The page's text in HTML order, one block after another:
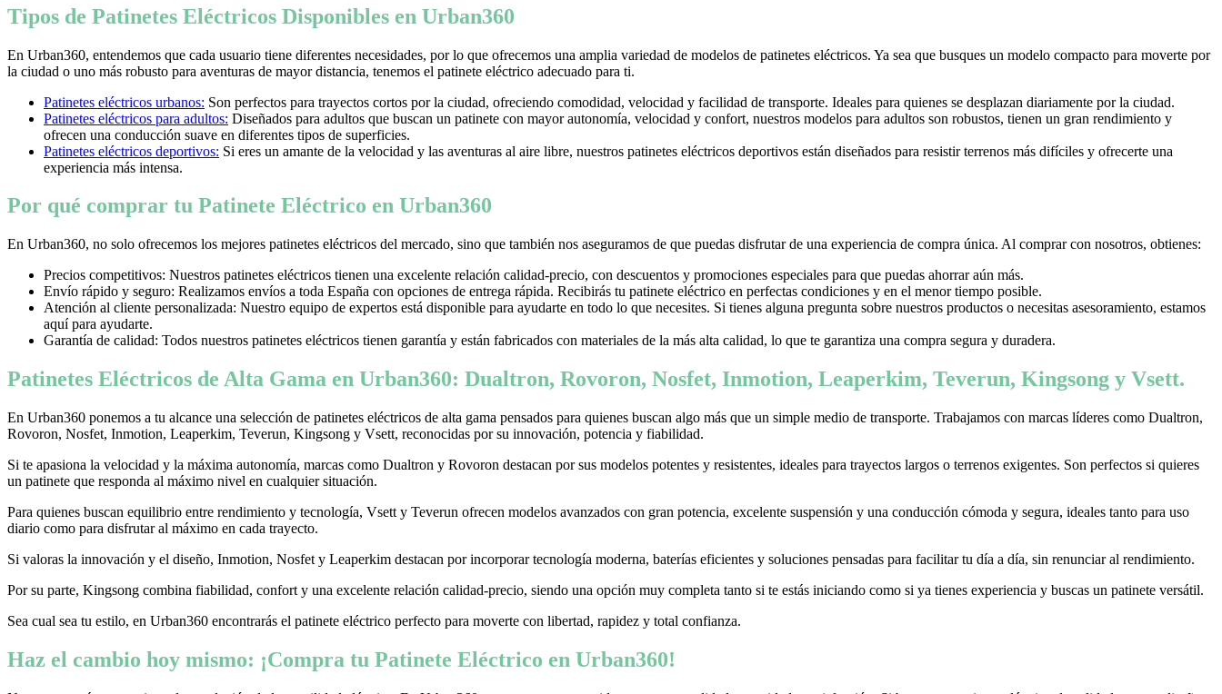
Tipos de Patinetes Eléctricos Disponibles en Urban360
En Urban360, entendemos que cada usuario tiene diferentes necesidades, por lo que ofrecemos una amplia variedad de modelos de patinetes eléctricos. Ya sea que busques un modelo compacto para moverte por
la ciudad o uno más robusto para aventuras de mayor distancia, tenemos el patinete eléctrico adecuado para ti.
Patinetes eléctricos urbanos: Son perfectos para trayectos cortos por la ciudad, ofreciendo comodidad, velocidad y facilidad de transporte. Ideales para quienes se desplazan diariamente por la ciudad.
Patinetes eléctricos para adultos: Diseñados para adultos que buscan un patinete con mayor autonomía, velocidad y confort, nuestros modelos para adultos son robustos, tienen un gran rendimiento y
ofrecen una conducción suave en diferentes tipos de superficies.
Patinetes eléctricos deportivos: Si eres un amante de la velocidad y las aventuras al aire libre, nuestros patinetes eléctricos deportivos están diseñados para resistir terrenos más difíciles y ofrecerte una
experiencia más intensa.
Por qué comprar tu Patinete Eléctrico en Urban360
En Urban360, no solo ofrecemos los mejores patinetes eléctricos del mercado, sino que también nos aseguramos de que puedas disfrutar de una experiencia de compra única. Al comprar con nosotros, obtienes:
Precios competitivos: Nuestros patinetes eléctricos tienen una excelente relación calidad-precio, con descuentos y promociones especiales para que puedas ahorrar aún más.
Envío rápido y seguro: Realizamos envíos a toda España con opciones de entrega rápida. Recibirás tu patinete eléctrico en perfectas condiciones y en el menor tiempo posible.
Atención al cliente personalizada: Nuestro equipo de expertos está disponible para ayudarte en todo lo que necesites. Si tienes alguna pregunta sobre nuestros productos o necesitas asesoramiento, estamos
aquí para ayudarte.
Garantía de calidad: Todos nuestros patinetes eléctricos tienen garantía y están fabricados con materiales de la más alta calidad, lo que te garantiza una compra segura y duradera.
Patinetes Eléctricos de Alta Gama en Urban360: Dualtron, Rovoron, Nosfet, Inmotion, Leaperkim, Teverun, Kingsong y Vsett.
En Urban360 ponemos a tu alcance una selección de patinetes eléctricos de alta gama pensados para quienes buscan algo más que un simple medio de transporte. Trabajamos con marcas líderes como Dualtron,
Rovoron, Nosfet, Inmotion, Leaperkim, Teverun, Kingsong y Vsett, reconocidas por su innovación, potencia y fiabilidad.
Si te apasiona la velocidad y la máxima autonomía, marcas como Dualtron y Rovoron destacan por sus modelos potentes y resistentes, ideales para trayectos largos o terrenos exigentes. Son perfectos si quieres
un patinete que responda al máximo nivel en cualquier situación.
Para quienes buscan equilibrio entre rendimiento y tecnología, Vsett y Teverun ofrecen modelos avanzados con gran potencia, excelente suspensión y una conducción cómoda y segura, ideales tanto para uso
diario como para disfrutar al máximo en cada trayecto.
Si valoras la innovación y el diseño, Inmotion, Nosfet y Leaperkim destacan por incorporar tecnología moderna, baterías eficientes y soluciones pensadas para facilitar tu día a día, sin renunciar al rendimiento.
Por su parte, Kingsong combina fiabilidad, confort y una excelente relación calidad-precio, siendo una opción muy completa tanto si te estás iniciando como si ya tienes experiencia y buscas un patinete versátil.
Sea cual sea tu estilo, en Urban360 encontrarás el patinete eléctrico perfecto para moverte con libertad, rapidez y total confianza.
Haz el cambio hoy mismo: ¡Compra tu Patinete Eléctrico en Urban360!